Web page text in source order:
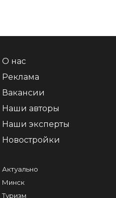
О нас
Реклама
Вакансии
Наши авторы
Наши эксперты
Новостройки
Актуально
Минск
Туризм